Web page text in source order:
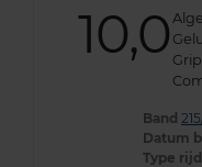
10,0 Grip
Band
Datum
Type